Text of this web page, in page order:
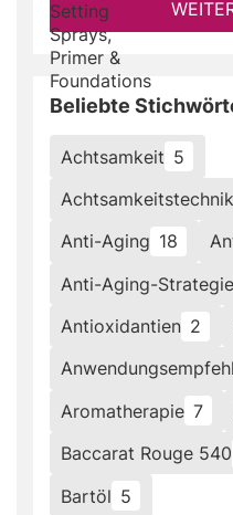
Beliebte
Achtsamkeit 5
Anti-Aging 18
Anti-Aging-
Antioxidantien 2
Aromatherapie 7
Baccarat Rouge 540
Bartöl 5